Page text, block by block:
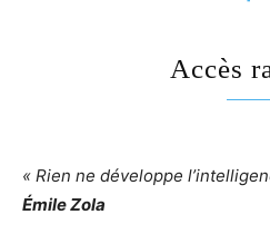
Accès
« Rien ne développe
Émile Zola